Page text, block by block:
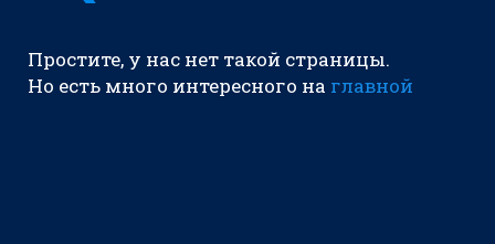
Простите, у нас нет такой страницы.
Но есть много интересного на главной